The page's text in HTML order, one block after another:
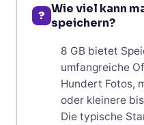
? Wie viel kann
speichern?
8 GB bietet
umfangreiche
Hundert Fotos,
oder kleinere
Die typische